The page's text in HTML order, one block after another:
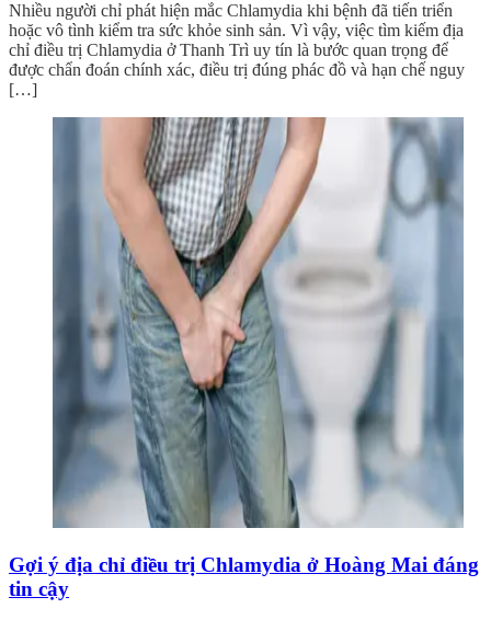
Nhiều người chỉ phát hiện mắc Chlamydia khi bệnh đã tiến triển
hoặc vô tình kiểm tra sức khỏe sinh sản. Vì vậy, việc tìm kiếm địa
chỉ điều trị Chlamydia ở Thanh Trì uy tín là bước quan trọng để
được chẩn đoán chính xác, điều trị đúng phác đồ và hạn chế nguy
[…]
Gợi ý địa chỉ điều trị Chlamydia ở Hoàng Mai đáng
tin cậy